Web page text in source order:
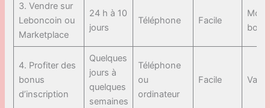
3. Vendre sur
Leboncoin ou
Marketplace
24 h à 10
jours
Téléphone Facile
bon
4. Profiter des
bonus
d’inscription
Quelques
jours à
quelques
semaines
Téléphone
ou
ordinateur
Facile